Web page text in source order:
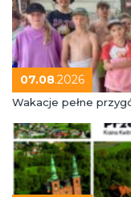
07.08.2026
Wakacje pełne